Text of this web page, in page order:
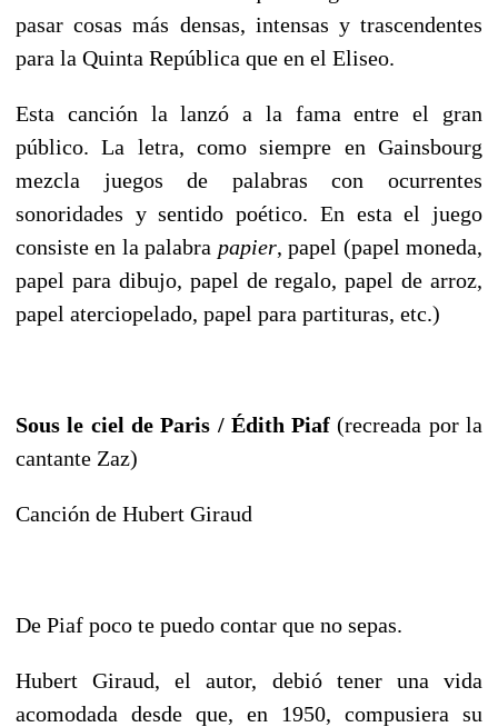
pasar cosas más densas, intensas y trascendentes
para la Quinta República que en el Eliseo.
Esta canción la lanzó a la fama entre el gran
público. La letra, como siempre en Gainsbourg
mezcla juegos de palabras con ocurrentes
sonoridades y sentido poético. En esta el juego
consiste en la palabra papier, papel (papel moneda,
papel para dibujo, papel de regalo, papel de arroz,
papel aterciopelado, papel para partituras, etc.)
Sous le ciel de Paris / Édith Piaf (recreada por la
cantante Zaz)
Canción de Hubert Giraud
De Piaf poco te puedo contar que no sepas.
Hubert Giraud, el autor, debió tener una vida
acomodada desde que, en 1950, compusiera su